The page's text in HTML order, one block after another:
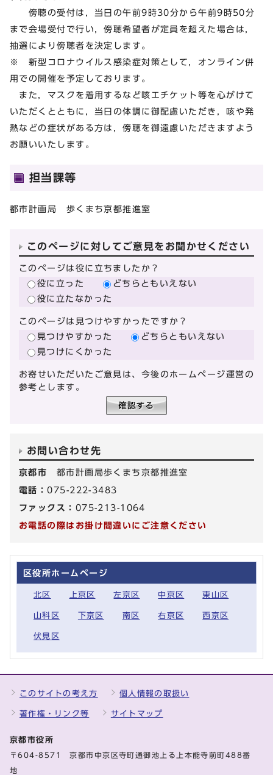
傍聴の受付は，当日の午前9時30分から午前9時50分
まで会場受付で行い，傍聴希望者が定員を超えた場合は，
抽選により傍聴者を決定します。
※ 新型コロナウイルス感染症対策として，オンライン併
用での開催を予定しております。
また，マスクを着用するなど咳エチケット等を心がけて
いただくとともに，当日の体調に御配慮いただき，咳や発
熱などの症状がある方は，傍聴を御遠慮いただきますよう
お願いいたします。
担当課等
都市計画局 歩くまち京都推進室
このページに対してご意見をお聞かせください
このページは役に立ちましたか？
役に立った
どちらともいえない
役に立たなかった
このページは見つけやすかったですか？
見つけやすかった
どちらともいえない
見つけにくかった
お寄せいただいたご意見は、今後のホームページ運営の
参考とします。
お問い合わせ先
京都市 都市計画局歩くまち京都推進室
電話：075-222-3483
ファックス： 075-213-1064
お電話の際はお掛け間違いにご注意ください
区役所ホームページ
北区 上京区 左京区 中京区 東山区
山科区 下京区 南区 右京区 西京区
伏見区
このサイトの考え方 個人情報の取扱い
著作権・リンク等 サイトマップ
京都市役所
〒604-8571 京都市中京区寺町通御池上る上本能寺前町488番
地